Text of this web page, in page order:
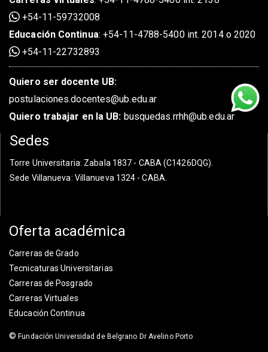
+54-11-59732008
Educación Continua:+54-11-4788-5400 int. 2014 o 2020
+54-11-22732893
Quiero ser docente UB:
postulaciones.docentes@ub.edu.ar
Quiero trabajar en la UB: busquedas.rrhh@ub.edu.ar
Sedes
Torre Universitaria: Zabala 1837 - CABA (C1426DQG).
Sede Villanueva: Villanueva 1324 - CABA.
Oferta académica
Carreras de Grado
Tecnicaturas Universitarias
Carreras de Posgrado
Carreras Virtuales
Educación Continua
© Fundación Universidad de Belgrano Dr Avelino Porto